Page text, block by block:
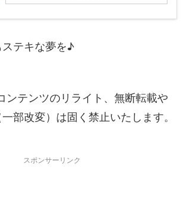
テキな夢を♪
ンテンツのリライト、無断転載や
部改変）は固く禁止いたします。
スポンサーリンク